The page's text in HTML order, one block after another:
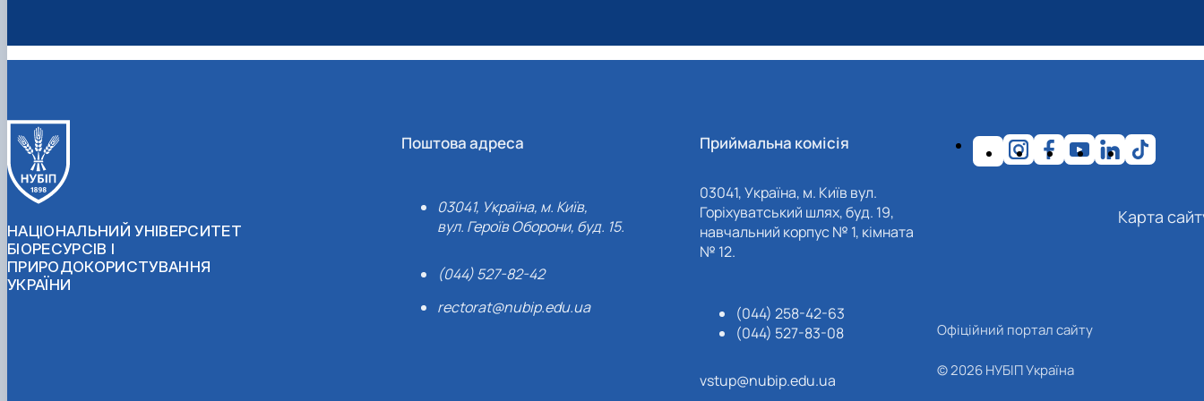
НАЦІОНАЛЬНИЙ УНІВЕРСИТЕТ
БІОРЕСУРСІВ І
ПРИРОДОКОРИСТУВАННЯ
УКРАЇНИ
Поштова адреса
03041, Україна, м. Київ,
вул. Героїв Оборони, буд. 15.
(044) 527-82-42
rectorat@nubip.edu.ua
Приймальна комісія
03041, Україна, м. Київ вул.
Горіхуватський шлях, буд. 19,
навчальний корпус № 1, кімната
№ 12.
(044) 258-42-63
(044) 527-83-08
vstup@nubip.edu.ua
Карта
Офіційний портал сайту
© 2026 НУБІП Україна